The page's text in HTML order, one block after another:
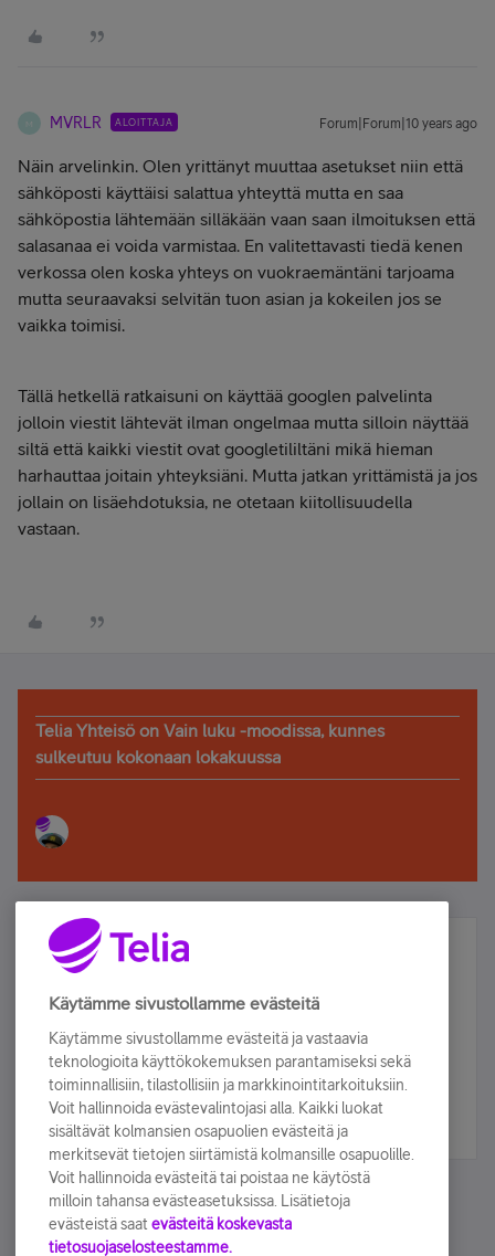
M MVRLR ALOITTAJA Forum|Forum|10 years ago
Näin arvelinkin. Olen yrittänyt muuttaa asetukset niin että
sähköposti käyttäisi salattua yhteyttä mutta en saa
sähköpostia lähtemään silläkään vaan saan ilmoituksen että
salasanaa ei voida varmistaa. En valitettavasti tiedä kenen
verkossa olen koska yhteys on vuokraemäntäni tarjoama
mutta seuraavaksi selvitän tuon asian ja kokeilen jos se
vaikka toimisi.
Tällä hetkellä ratkaisuni on käyttää googlen palvelinta
jolloin viestit lähtevät ilman ongelmaa mutta silloin näyttää
siltä että kaikki viestit ovat googletililtäni mikä hieman
harhauttaa joitain yhteyksiäni. Mutta jatkan yrittämistä ja jos
jollain on lisäehdotuksia, ne otetaan kiitollisuudella
vastaan.
Telia Yhteisö on Vain luku -moodissa, kunnes
sulkeutuu kokonaan lokakuussa
Älä jää paitsi – osallistu ja voita!
Tilaa Telian uutiskirje ja olet mukana arvonnassa.
sähköpostiisi.
Tilaa nyt
Käytämme sivustollamme evästeitä
Käytämme sivustollamme evästeitä ja vastaavia
teknologioita käyttökokemuksen parantamiseksi sekä
toiminnallisiin, tilastollisiin ja markkinointitarkoituksiin.
Voit hallinnoida evästevalintojasi alla. Kaikki luokat
sisältävät kolmansien osapuolien evästeitä ja
merkitsevät tietojen siirtämistä kolmansille osapuolille.
Voit hallinnoida evästeitä tai poistaa ne käytöstä
milloin tahansa evästeasetuksissa. Lisätietoja
evästeistä saat evästeitä koskevasta
tietosuojaselosteestamme.